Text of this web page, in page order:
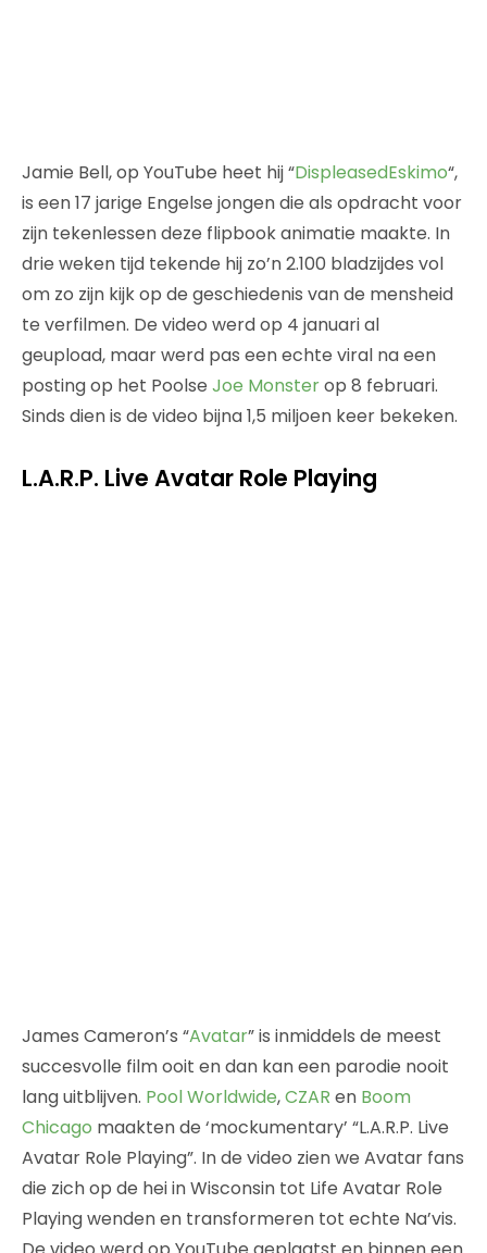
Jamie Bell, op YouTube heet hij “DispleasedEskimo“,
is een 17 jarige Engelse jongen die als opdracht voor
zijn tekenlessen deze flipbook animatie maakte. In
drie weken tijd tekende hij zo’n 2.100 bladzijdes vol
om zo zijn kijk op de geschiedenis van de mensheid
te verfilmen. De video werd op 4 januari al
geupload, maar werd pas een echte viral na een
posting op het Poolse Joe Monsterop 8 februari.
Sinds dien is de video bijna 1,5 miljoen keer bekeken.
L.A.R.P. Live Avatar Role Playing
James Cameron’s “Avatar” is inmiddels de meest
succesvolle film ooit en dan kan een parodie nooit
lang uitblijven. Pool Worldwide,CZAR en Boom
Chicago maakten de ‘mockumentary’ “L.A.R.P. Live
Avatar Role Playing”. In de video zien we Avatar fans
die zich op de hei in Wisconsin tot Life Avatar Role
Playing wenden en transformeren tot echte Na’vis.